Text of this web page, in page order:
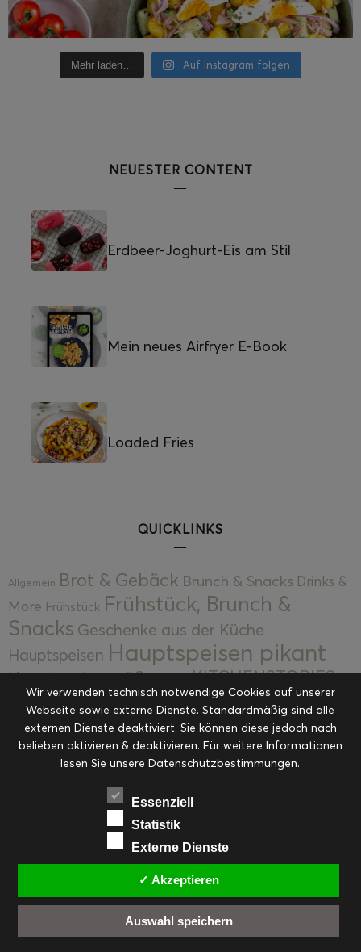
Mehr laden… Auf Instagram folgen
NEUESTER CONTENT
Erdbeer-Joghurt-Eis am Stil
Mein neues Airfryer E-Book
Loaded Fries
QUICKLINKS
Allgemein Brot & Gebäck Brunch & Snacks Drinks &
More Frühstück Frühstück, Brunch &
Snacks Geschenke aus der Küche
Hauptspeisen Hauptspeisen pikant
Hauptspeisen süßKekseKITCHENSTORIES
Kuchen, Torten & Desserts Kuchen und
Desserts Kulinarik Kulinarische Mitbringsel &
Eingemachtes Ohne Kategorie Ostern Resteküche
RezepteSaisonalSliderStartseite
Suppen, Salate & Vorspeisen
Vorspeisen, Salate & Suppen
Weihnachten Workshops & Events
FACEBOOK PINTEREST EMAIL
Wir verwenden technisch notwendige Cookies auf unserer
Webseite sowie externe Dienste. Standardmäßig sind alle
externen Dienste deaktiviert. Sie können diese jedoch nach
belieben aktivieren & deaktivieren. Für weitere Informationen
lesen Sie unsere Datenschutzbestimmungen.
Essenziell
Statistik
Externe Dienste
✓ Akzeptieren
Auswahl speichern